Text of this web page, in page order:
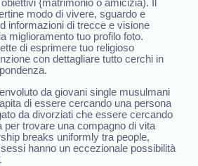
{matrimonio o amicizia). Il
modo di vivere, sguardo e
informazioni di trecce e visione
miglioramento tuo profilo foto.
di esprimere tuo religioso
con dettagliare tutto cerchi in
da giovani single musulmani
di essere cercando una persona
da divorziati che essere cercando
per trovare una compagno di vita
breaks uniformly tra people,
hanno un eccezionale possibilità